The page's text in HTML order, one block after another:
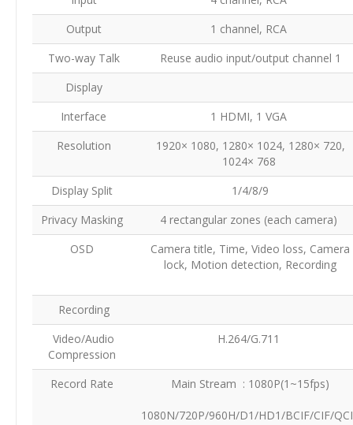
Output
1 channel, RCA
Two-way Talk
Reuse audio input/output channel 1
Display
Interface
1 HDMI, 1 VGA
Resolution
1920× 1080, 1280× 1024, 1280× 720,
1024× 768
Display Split
1/4/8/9
Privacy Masking
4 rectangular zones (each camera)
OSD
Camera title, Time, Video loss, Camera
lock, Motion detection, Recording
Recording
Video/Audio
Compression
H.264/G.711
Record Rate Main Stream : 1080P(1~15fps)
1080N/720P/960H/D1/HD1/BCIF/CIF/